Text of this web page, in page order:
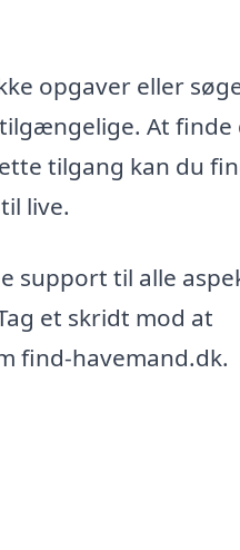
opgaver eller
At finde
tilgang kan du
live.
support til alle
et skridt mod at
find-havemand.dk.